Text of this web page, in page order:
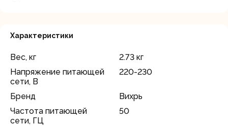
Характеристики
Вес, кг
2.73 кг
Напряжение питающей
сети, В
220-230
Бренд
Вихрь
Частота питающей
сети, ГЦ
50